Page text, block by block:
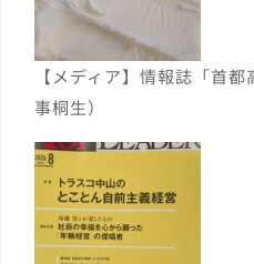
【メディア】情報誌「首
事桐生）